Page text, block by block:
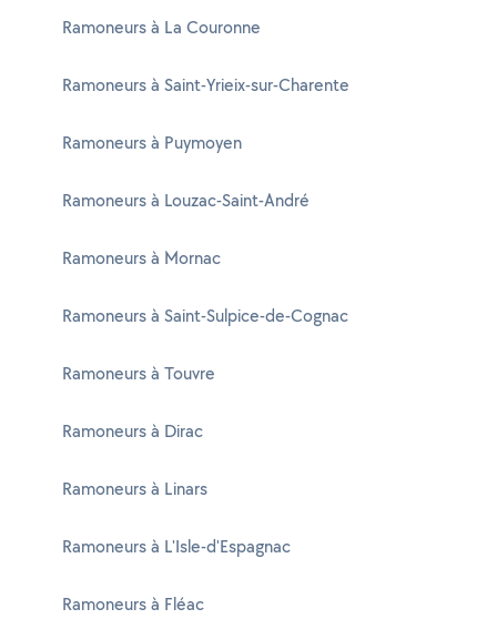
Ramoneurs à La Couronne
Ramoneurs à Saint-Yrieix-sur-Charente
Ramoneurs à Puymoyen
Ramoneurs à Louzac-Saint-André
Ramoneurs à Mornac
Ramoneurs à Saint-Sulpice-de-Cognac
Ramoneurs à Touvre
Ramoneurs à Dirac
Ramoneurs à Linars
Ramoneurs à L'Isle-d'Espagnac
Ramoneurs à Fléac